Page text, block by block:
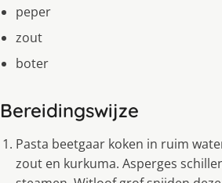
peper
zout
boter
Bereidingswijze
Pasta beetgaar koken in ruim
zout en kurkuma. Asperges